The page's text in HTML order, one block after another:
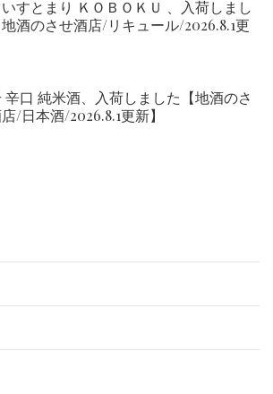
いすとまり ＫＯＢＯＫＵ 、入荷しまし
酒のさせ酒店/リキュール/2026.8.1更
辛口 純米酒、入荷しました【地酒のさ
/日本酒/2026.8.1更新】